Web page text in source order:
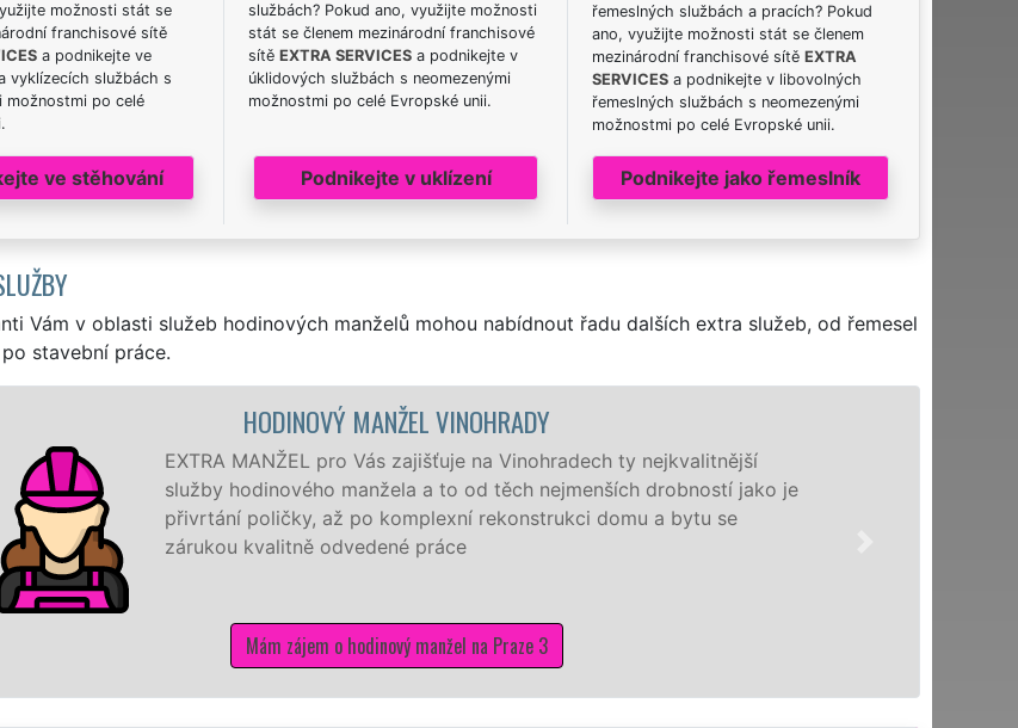
možnosti stát se
franchisové sítě
a podnikejte ve
vyklízecích službách s
možnostmi po celé
ve stěhování
službách? Pokud ano, využijte možnosti
stát se členem mezinárodní franchisové
sítě EXTRA SERVICESa podnikejte v
úklidových službách s neomezenými
možnostmi po celé Evropské unii.
Podnikejte v uklízení
řemeslných službách a pracích? Pokud
ano, využijte možnosti stát se členem
mezinárodní franchisové sítěEXTRA
SERVICES a podnikejte v libovolných
řemeslných službách s neomezenými
možnostmi po celé Evropské unii.
Podnikejte jako řemeslník
Vám v oblasti služeb hodinových manželů mohou nabídnout řadu dalších extra služeb, od řemesel
stavební práce.
HODINOVÝ MANŽEL VINOHRADY
EXTRA MANŽEL pro Vás zajišťuje na Vinohradech ty nejkvalitnější
služby hodinového manžela a to od těch nejmenších drobností jako je
přivrtání poličky, až po komplexní rekonstrukci domu a bytu se
zárukou kvalitně odvedené práce
Mám zájem o hodinový manžel na Praze 3